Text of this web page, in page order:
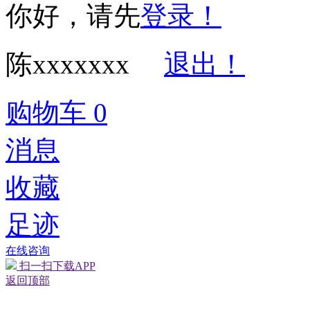
你好，请先登录！
陈xxxxxxx
退出！
购物车 0
消息
收藏
足迹
在线咨询
扫一扫下载APP
返回顶部